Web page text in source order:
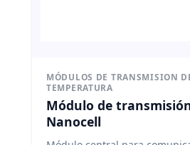
MÓDULOS DE TRANSMISION
TEMPERATURA
Módulo de
Nanocell